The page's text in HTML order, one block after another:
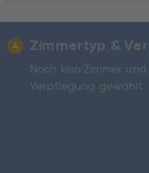
4 Zimmertyp &
Noch kein Zimmer und
Verpflegung gewählt.